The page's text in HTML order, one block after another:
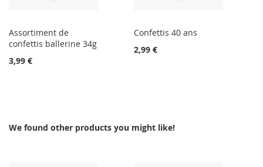
Assortiment de
confettis ballerine 34g
3,99 €
Confettis 40 ans
2,99 €
We found other products you might like!